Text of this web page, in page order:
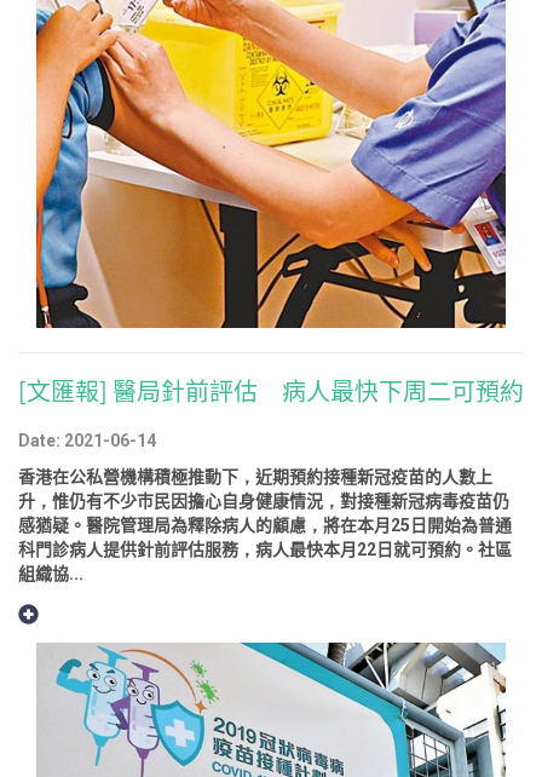
[文匯報] 醫局針前評估 病人最快下周二可預約
Date: 2021-06-14
香港在公私營機構積極推動下，近期預約接種新冠疫苗的人數上
升，惟仍有不少巿民因擔心自身健康情況，對接種新冠病毒疫苗仍
感猶疑。醫院管理局為釋除病人的顧慮，將在本月25日開始為普通
科門診病人提供針前評估服務，病人最快本月22日就可預約。社區
組織協...